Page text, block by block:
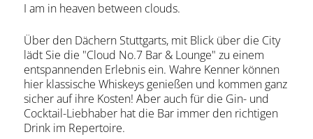
I am in heaven between clouds.
Über den Dächern Stuttgarts, mit Blick über die City
lädt Sie die "Cloud No.7 Bar & Lounge" zu einem
entspannenden Erlebnis ein. Wahre Kenner können
hier klassische Whiskeys genießen und kommen ganz
sicher auf ihre Kosten! Aber auch für die Gin- und
Cocktail-Liebhaber hat die Bar immer den richtigen
Drink im Repertoire.